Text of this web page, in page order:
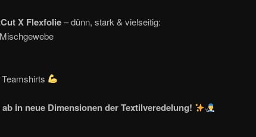
X Flexfolie– dünn, stark & vielseitig:
ab in neue Dimensionen der Textilveredelung!